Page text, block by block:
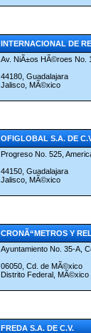
INTERNACIONAL DE
Av. NiÃ±os HÃ©roes No.
44180, Guadalajara
Jalisco, MÃ©xico
OFIGLOBAL S.A. DE
Progreso No. 525,
44150, Guadalajara
Jalisco, MÃ©xico
CRONÃ“METROS Y
Ayuntamiento No. 35-A,
06050, Cd. de MÃ©xico
Distrito Federal, MÃ©xico
FREDA S.A. DE C.V.